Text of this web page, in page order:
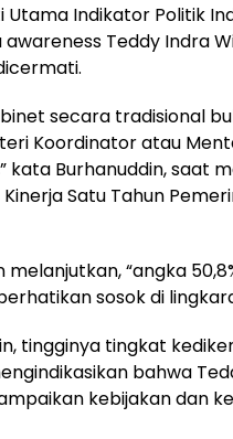
Utama Indikator Politik
Teddy Indra
secara tradisional
Koordinator atau
kata Burhanuddin, saat
Kinerja Satu Tahun
melanjutkan, “angka
sosok di
tingginya tingkat
bahwa
kebijakan dan